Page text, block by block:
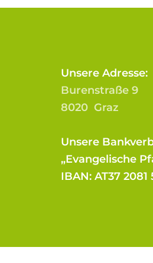
Unsere Adresse:
Burenstraße 9
8020 Graz
Unsere
„Evangelische
IBAN: AT37